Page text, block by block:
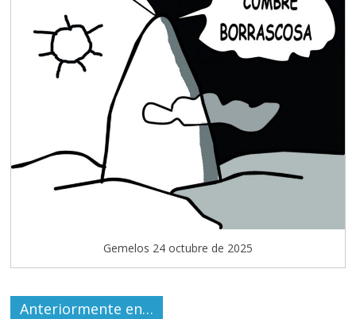
Gemelos 24 octubre de 2025
Anteriormente en…